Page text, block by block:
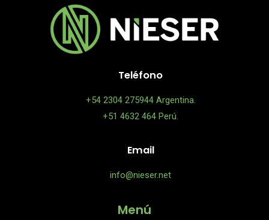
Teléfono
+54 2304 275944 Argentina.
+51 4632 464 Perú.
Email
info@nieser.net
Menú